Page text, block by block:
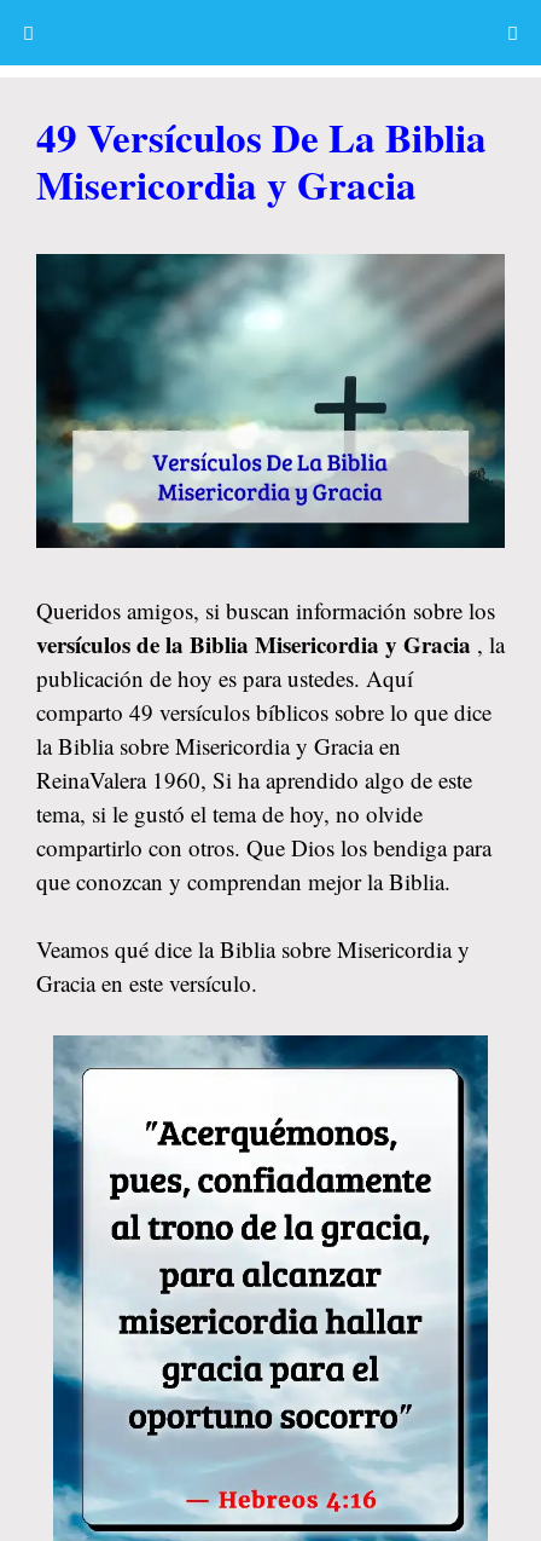
49 Versículos De La Biblia
Misericordia y Gracia
Queridos amigos, si buscan información sobre los
versículos de la Biblia Misericordia y Gracia , la
publicación de hoy es para ustedes. Aquí
comparto 49 versículos bíblicos sobre lo que dice
la Biblia sobre Misericordia y Gracia en
ReinaValera 1960, Si ha aprendido algo de este
tema, si le gustó el tema de hoy, no olvide
compartirlo con otros. Que Dios los bendiga para
que conozcan y comprendan mejor la Biblia.
Veamos qué dice la Biblia sobre Misericordia y
Gracia en este versículo.